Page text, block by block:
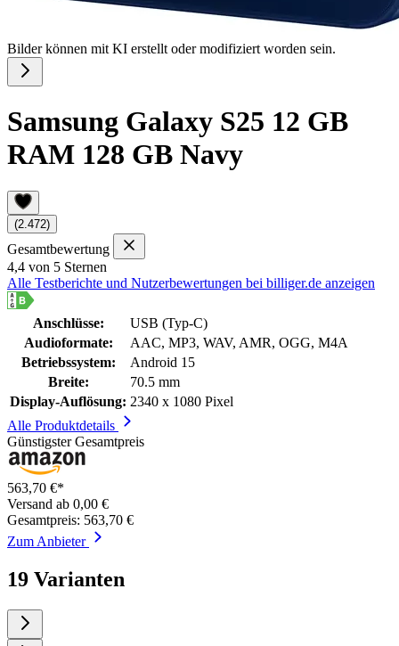
Bilder können mit KI erstellt oder modifiziert worden sein.
Samsung Galaxy S25 12 GB
RAM 128 GB Navy
(2.472)
Gesamtbewertung
4,4 von 5 Sternen
Alle Testberichte und Nutzerbewertungen bei billiger.de anzeigen
Anschlüsse:
USB (Typ-C)
Audioformate:
AAC, MP3, WAV, AMR, OGG, M4A
Betriebssystem:
Android 15
Breite:
70.5 mm
Display-Auflösung: 2340 x 1080 Pixel
Alle Produktdetails
Günstigster Gesamtpreis
563,70 €*
Versand ab 0,00 €
Gesamtpreis: 563,70 €
Zum Anbieter
19 Varianten